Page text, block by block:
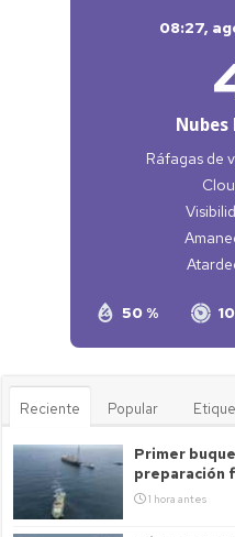
08:27,
Nubes
50 %
Ráfagas de
Reciente Popular
Primer
preparación
1 hora antes